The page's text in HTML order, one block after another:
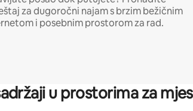
za dugoročni najam s brzim bežičnim
i posebnim prostorom za rad.
u prostorima za